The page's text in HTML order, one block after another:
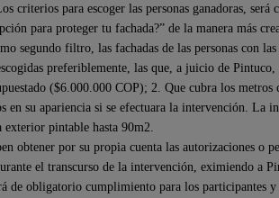
criterios para escoger las personas ganadoras,
para proteger tu fachada?” de la manera más
segundo filtro, las fachadas de las personas con
preferiblemente, las que, a juicio de
($6.000.000 COP); 2. Que cubra los
en su apariencia si se efectuara la intervención. La
pintable hasta 90m2.
obtener por su propia cuenta las autorizaciones o
el transcurso de la intervención, eximiendo a
de obligatorio cumplimiento para los participantes